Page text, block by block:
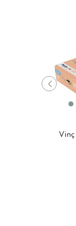
Vinç